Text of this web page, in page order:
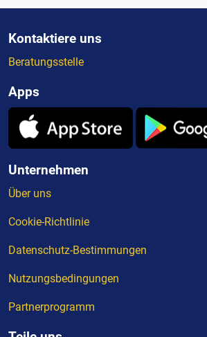
Kontaktiere uns
Beratungsstelle
Apps
Unternehmen
Über uns
Cookie-Richtlinie
Datenschutz-Bestimmungen
Nutzungsbedingungen
Partnerprogramm